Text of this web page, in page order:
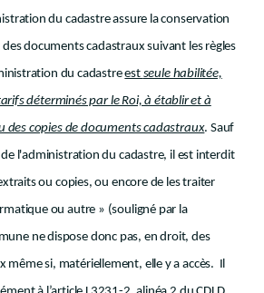
du cadastre assure la conservation
documents cadastraux suivant les règles
du cadastreest seule habilitée,
déterminés par le Roi, à établir et à
des copies de documents cadastraux. Sauf
l'administration du cadastre, il est interdit
ou copies, ou encore de les traiter
ou autre » (souligné par la
ne dispose donc pas, en droit, des
même si, matériellement, elle y a accès. Il